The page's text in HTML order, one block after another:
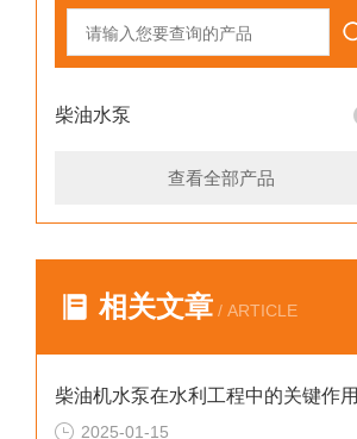
柴油水泵
查看全部产品
相关文章 / ARTICLE
柴油机水泵在水利工程中的关键作用
2025-01-15